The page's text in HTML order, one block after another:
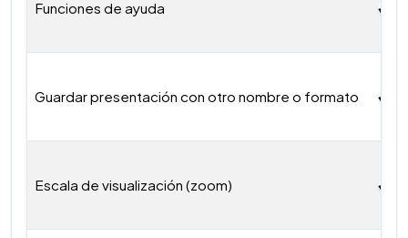
Funciones de ayuda
Guardar presentación con otro nombre o formato
Escala de visualización (zoom)